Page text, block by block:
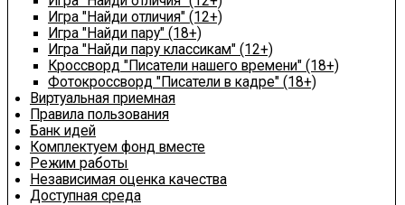
Игра "Найди отличия" (12+)
Игра "Найди пару" (18+)
Игра "Найди пару классикам" (12+)
Кроссворд "Писатели нашего времени" (18+)
Фотокроссворд "Писатели в кадре" (18+)
Виртуальная приемная
Правила пользования
Банк идей
Комплектуем фонд вместе
Режим работы
Независимая оценка качества
Доступная среда